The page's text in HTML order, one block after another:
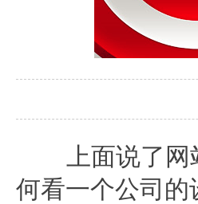
上面说了网站
何看一个公司